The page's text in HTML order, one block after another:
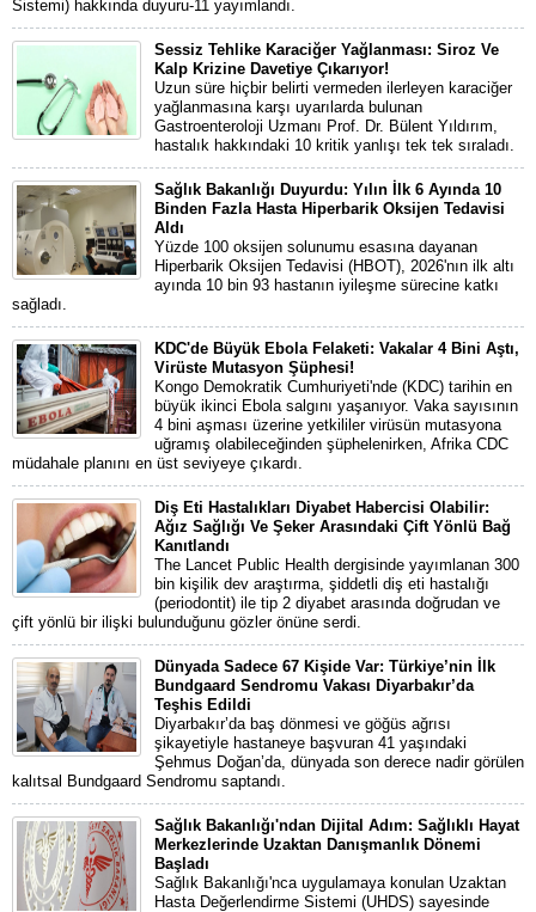
Sistemi) hakkında duyuru-11 yayımlandı.
Sessiz Tehlike Karaciğer Yağlanması: Siroz Ve
Kalp Krizine Davetiye Çıkarıyor!
Uzun süre hiçbir belirti vermeden ilerleyen karaciğer
yağlanmasına karşı uyarılarda bulunan
Gastroenteroloji Uzmanı Prof. Dr. Bülent Yıldırım,
hastalık hakkındaki 10 kritik yanlışı tek tek sıraladı.
Sağlık Bakanlığı Duyurdu: Yılın İlk 6 Ayında 10
Binden Fazla Hasta Hiperbarik Oksijen Tedavisi
Aldı
Yüzde 100 oksijen solunumu esasına dayanan
Hiperbarik Oksijen Tedavisi (HBOT), 2026'nın ilk altı
ayında 10 bin 93 hastanın iyileşme sürecine katkı
sağladı.
KDC'de Büyük Ebola Felaketi: Vakalar 4 Bini Aştı,
Virüste Mutasyon Şüphesi!
Kongo Demokratik Cumhuriyeti'nde (KDC) tarihin en
büyük ikinci Ebola salgını yaşanıyor. Vaka sayısının
4 bini aşması üzerine yetkililer virüsün mutasyona
uğramış olabileceğinden şüphelenirken, Afrika CDC
müdahale planını en üst seviyeye çıkardı.
Diş Eti Hastalıkları Diyabet Habercisi Olabilir:
Ağız Sağlığı Ve Şeker Arasındaki Çift Yönlü Bağ
Kanıtlandı
The Lancet Public Health dergisinde yayımlanan 300
bin kişilik dev araştırma, şiddetli diş eti hastalığı
(periodontit) ile tip 2 diyabet arasında doğrudan ve
çift yönlü bir ilişki bulunduğunu gözler önüne serdi.
Dünyada Sadece 67 Kişide Var: Türkiye’nin İlk
Bundgaard Sendromu Vakası Diyarbakır’da
Teşhis Edildi
Diyarbakır’da baş dönmesi ve göğüs ağrısı
şikayetiyle hastaneye başvuran 41 yaşındaki
Şehmus Doğan’da, dünyada son derece nadir görülen
kalıtsal Bundgaard Sendromu saptandı.
Sağlık Bakanlığı'ndan Dijital Adım: Sağlıklı Hayat
Merkezlerinde Uzaktan Danışmanlık Dönemi
Başladı
Sağlık Bakanlığı'nca uygulamaya konulan Uzaktan
Hasta Değerlendirme Sistemi (UHDS) sayesinde